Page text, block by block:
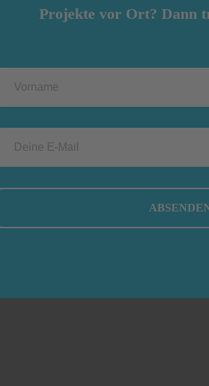
Projekte vor Ort? Dann